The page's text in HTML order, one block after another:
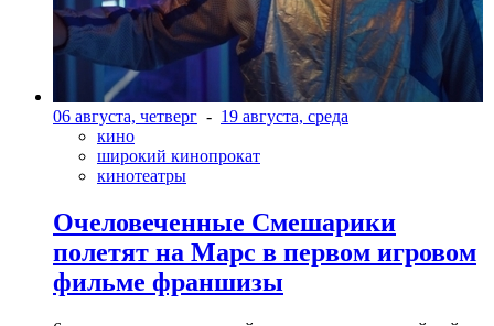
06 августа, четверг - 19 августа, среда
кино
широкий кинопрокат
кинотеатры
Очеловеченные Смешарики
полетят на Марс в первом игровом
фильме франшизы